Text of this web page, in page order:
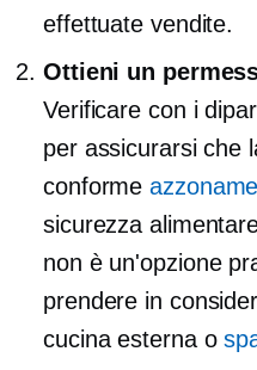
effettuate vendite.
Ottieni un
Verificare con i
per assicurarsi che
conforme
sicurezza
non è un'opzione
prendere in
cucina esterna o